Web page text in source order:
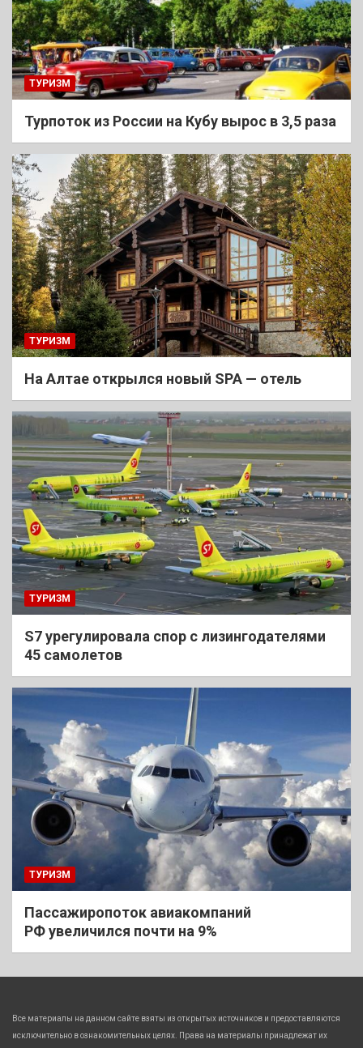
ТУРИЗМ
Турпоток из России на Кубу вырос в 3,5 раза
ТУРИЗМ
На Алтае открылся новый SPA — отель
ТУРИЗМ
S7 урегулировала спор с лизингодателями
45 самолетов
ТУРИЗМ
Пассажиропоток авиакомпаний
РФ увеличился почти на 9%
Все материалы на данном сайте взяты из открытых источников и предоставляются
исключительно в ознакомительных целях. Права на материалы принадлежат их